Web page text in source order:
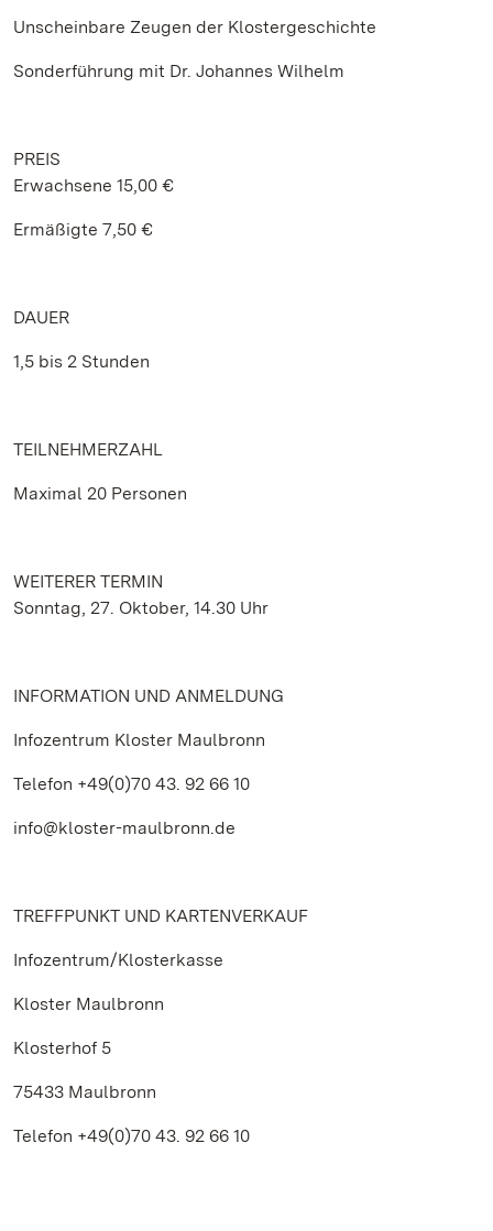
Unscheinbare Zeugen der Klostergeschichte
Sonderführung mit Dr. Johannes Wilhelm
PREIS
Erwachsene 15,00 €
Ermäßigte 7,50 €
DAUER
1,5 bis 2 Stunden
TEILNEHMERZAHL
Maximal 20 Personen
WEITERER TERMIN
Sonntag, 27. Oktober, 14.30 Uhr
INFORMATION UND ANMELDUNG
Infozentrum Kloster Maulbronn
Telefon +49(0)70 43. 92 66 10
info@kloster-maulbronn.de
TREFFPUNKT UND KARTENVERKAUF
Infozentrum/Klosterkasse
Kloster Maulbronn
Klosterhof 5
75433 Maulbronn
Telefon +49(0)70 43. 92 66 10